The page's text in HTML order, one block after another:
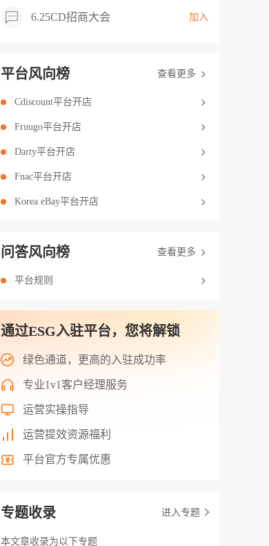
6.25CD招商大会 加入
平台风向榜 查看更多
Cdiscount平台开店
Fruugo平台开店
Darty平台开店
Fnac平台开店
Korea eBay平台开店
问答风向榜 查看更多
平台规则
通过ESG入驻平台，您将解锁
绿色通道，更高的入驻成功率
专业1v1客户经理服务
运营实操指导
运营提效资源福利
平台官方专属优惠
专题收录 进入专题
本文章收录为以下专题